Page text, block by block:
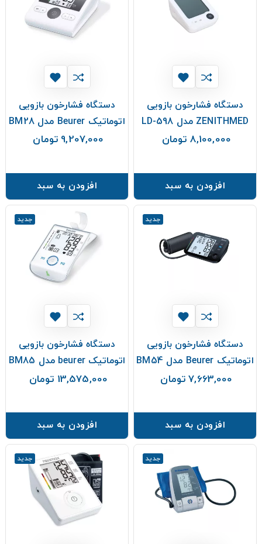
دستگاه فشارخون بازویی
ZENITHMED مدل LD-598
8,100,000 تومان
افزودن به سبد
دستگاه فشارخون بازویی
اتوماتیک Beurer مدل BM28
9,207,000 تومان
افزودن به سبد
جدید
دستگاه فشارخون بازویی
اتوماتیک Beurer مدل BM54
7,663,000 تومان
افزودن به سبد
جدید
دستگاه فشارخون بازویی
اتوماتیک beurer مدل BM85
13,575,000 تومان
افزودن به سبد
جدید جدید